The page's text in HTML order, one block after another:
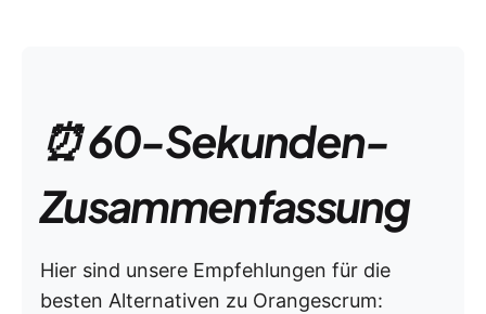
⏰ 60-Sekunden-
Zusammenfassung
Hier sind unsere Empfehlungen für die
besten Alternativen zu Orangescrum: